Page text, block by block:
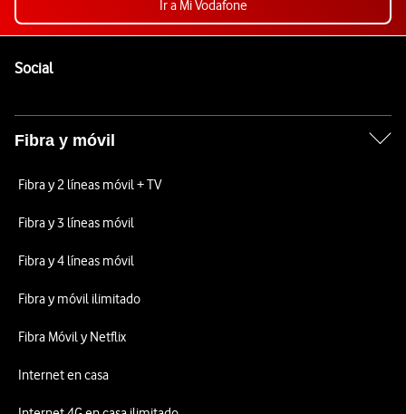
Ir a Mi Vodafone
SocialEnlaces a las redes sociales de Vodafone
Fibra y móvil
Fibra y 2 líneas móvil + TV
Fibra y 3 líneas móvil
Fibra y 4 líneas móvil
Fibra y móvil ilimitado
Fibra Móvil y Netflix
Internet en casa